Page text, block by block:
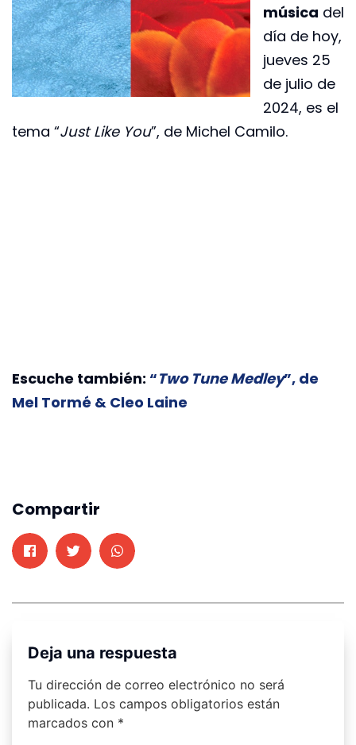
música del
día de hoy,
jueves 25
de julio de
2024, es el
tema “Just Like You”, de Michel Camilo.
Escuche también: “Two Tune Medley”, de
Mel Tormé & Cleo Laine
Compartir
Deja una respuesta
Tu dirección de correo electrónico no será
publicada. Los campos obligatorios están
marcados con *